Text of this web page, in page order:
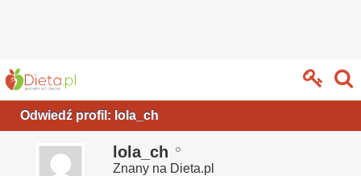
Odwiedź profil: lola_ch
lola_ch
Znany na Dieta.pl